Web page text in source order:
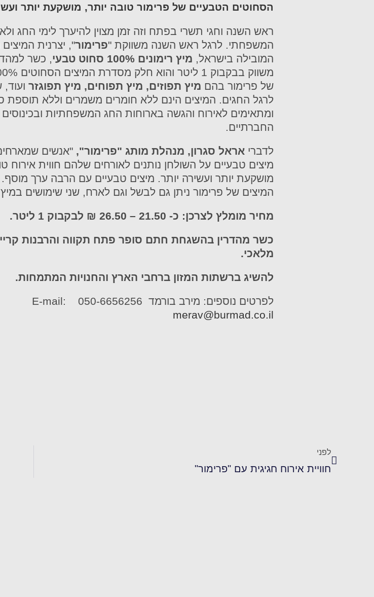
הסחוטים הטבעיים של פרימור טובה יותר, מושקעת יותר
ראש השנה וחגי תשרי בפתח וזה זמן מצוין להיערך לימי החג
המשפחתי. לרגל ראש השנה משווקת "פרימור", יצרנית
המובילה בישראל, מיץ רימונים 100% סחוט טבעי
, כשר
של פרימור בהם מיץ תפוזים, מיץ תפוחים, מיץ תפוגזר ועוד,
לרגל החגים. המיצים הינם ללא חומרים משמרים וללא תוספת
ומתאימים לאירוח והגשה בארוחות החג המשפחתיות ובכינוסים
החברתיים.
לדברי אראל סגרון, מנהלת מותג "פרימור", "אנשים
מיצים טבעיים על השולחן נותנים לאורחים שלהם חווית אירוח
מושקעת יותר ועשירה יותר. מיצים טבעיים עם הרבה ערך
המיצים של פרימור ניתן גם לבשל וגם לארח, שני שימושים
מחיר מומלץ לצרכן: כ- 21.50 – 26.50 ₪ לבקבוק 1 ליטר .
כשר מהדרין בהשגחת חתם סופר פתח תקווה והרבנות
מלאכי.
להשיג ברשתות המזון ברחבי הארץ והחנויות המתמחות.
לפרטים נוספים: מירב בורמד 050-6656256
merav@burmad.co.il
לפני
חוויית אירוח חגיגית עם "פרימור"